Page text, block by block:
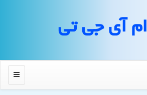
ام آی جی تی
منو